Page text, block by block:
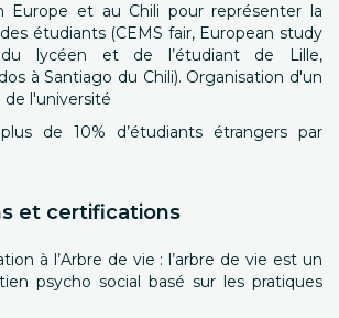
Europe et au Chili pour représenter la
étudiants (CEMS fair, European study
lycéen et de l’étudiant de Lille,
à Santiago du Chili). Organisation d'un
de l'université
de 10% d’étudiants étrangers par
et certifications
à l’Arbre de vie : l’arbre de vie est un
psycho social basé sur les pratiques